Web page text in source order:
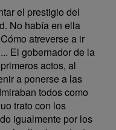
el prestigio del
No había en ella
atreverse a ir
El gobernador de la
actos, al
a ponerse a las
todos como
trato con los
igualmente por los